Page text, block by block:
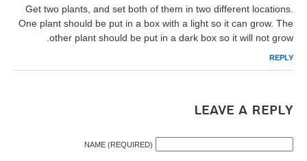
Get two plants, and set both of them in two different locations.
One plant should be put in a box with a light so it can grow. The
other plant should be put in a dark box so it will not grow.
REPLY
Leave a Reply
NAME (REQUIRED)